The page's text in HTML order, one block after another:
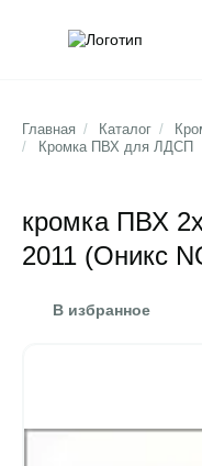
Главная / Каталог /
/
Кромка ПВХ для ЛДСП
кромка ПВХ
2011 (Оникс
В избранное